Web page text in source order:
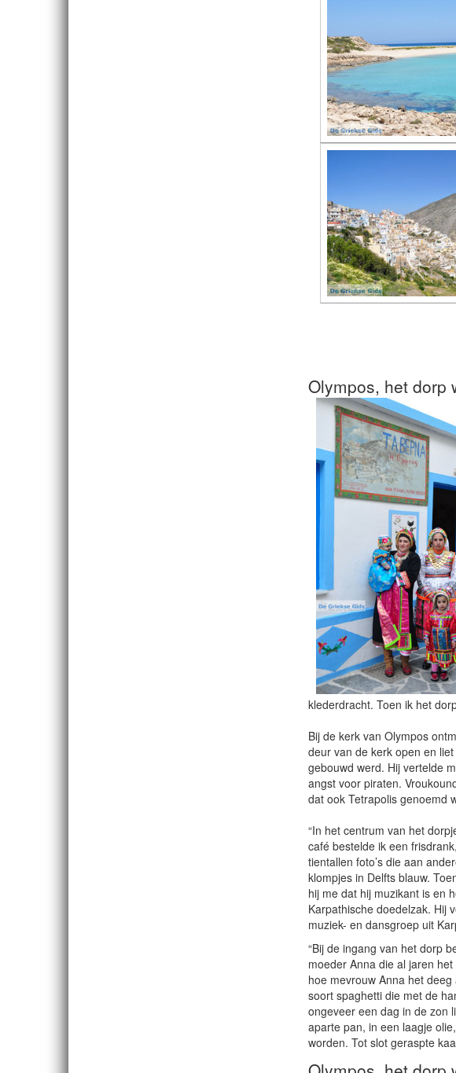
Olympos, het dorp
klederdracht. Toen ik het
Bij de kerk van Olympos
deur van de kerk open en
gebouwd werd. Hij vertelde
angst voor piraten.
dat ook Tetrapolis genoemd
“In het centrum van het
café bestelde ik een
tientallen foto’s die aan
klompjes in Delfts blauw.
hij me dat hij muzikant is en
Karpathische doedelzak. Hij
muziek- en dansgroep uit
“Bij de ingang van het dorp
moeder Anna die al jaren
hoe mevrouw Anna het
soort spaghetti die met de
ongeveer een dag in de zon
aparte pan, in een laagje
worden. Tot slot geraspte